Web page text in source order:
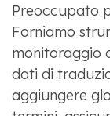
Preoccupato
Forniamo
monitoraggio
dati di
aggiungere